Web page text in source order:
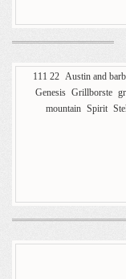
111 22 Austin and
Genesis Grillborste
mountain Spirit